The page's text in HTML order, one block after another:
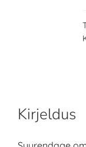
Kirjeldus